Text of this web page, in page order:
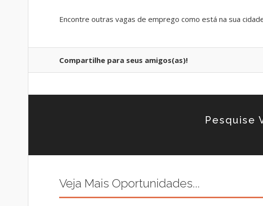
Encontre outras vagas de emprego como está na sua
Compartilhe para seus amigos(as)!
Pesquise
Veja Mais Oportunidades...